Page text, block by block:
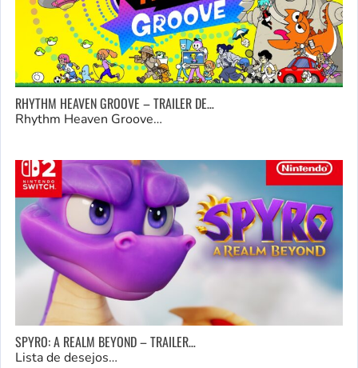
RHYTHM HEAVEN GROOVE – TRAILER DE…
Rhythm Heaven Groove…
SPYRO: A REALM BEYOND – TRAILER…
Lista de desejos…